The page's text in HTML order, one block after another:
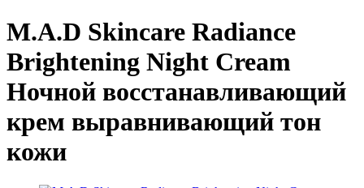
M.A.D Skincare Radiance
Brightening Night Cream
Ночной восстанавливающий
крем выравнивающий тон
кожи